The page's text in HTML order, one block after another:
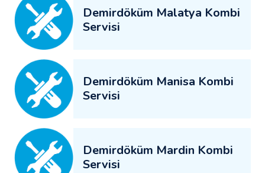
Demirdöküm Malatya Kombi
Servisi
Demirdöküm Manisa Kombi
Servisi
Demirdöküm Mardin Kombi
Servisi